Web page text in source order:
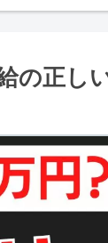
の正し